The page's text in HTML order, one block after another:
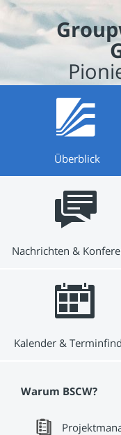
Überblick
Nachrichten &
Kalender &
Warum BSCW?